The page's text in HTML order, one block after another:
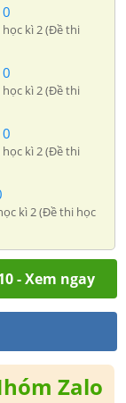
kì 2 (Đề thi
kì 2 (Đề thi
kì 2 (Đề thi
kì 2 (Đề thi học
- Xem ngay
Zalo